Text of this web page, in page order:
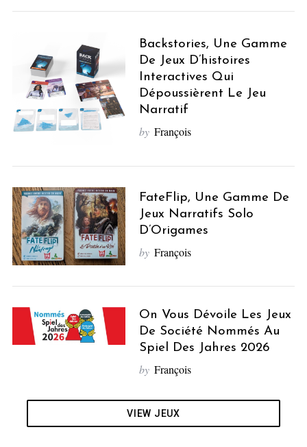
Backstories, Une Gamme
De Jeux D’histoires
Interactives Qui
Dépoussièrent Le Jeu
Narratif
by François
FateFlip, Une Gamme De
Jeux Narratifs Solo
D’Origames
by François
On Vous Dévoile Les Jeux
De Société Nommés Au
Spiel Des Jahres 2026
by François
VIEW JEUX